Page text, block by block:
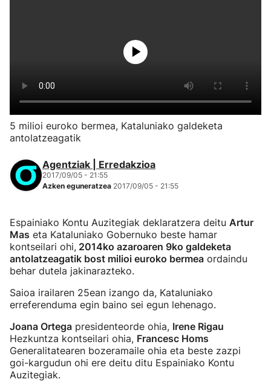
5 milioi euroko bermea, Kataluniako galdeketa
antolatzeagatik
Agentziak | Erredakzioa
2017/09/05 - 21:55
Azken eguneratzea 2017/09/05 - 21:55
Espainiako Kontu Auzitegiak deklaratzera deitu Artur
Mas eta Kataluniako Gobernuko beste hamar
kontseilari ohi, 2014ko azaroaren 9ko galdeketa
antolatzeagatik bost milioi euroko bermea ordaindu
behar dutela jakinarazteko.
Saioa irailaren 25ean izango da, Kataluniako
erreferenduma egin baino sei egun lehenago.
Joana Ortega presidenteorde ohia, Irene Rigau
Hezkuntza kontseilari ohia, Francesc Homs
Generalitatearen bozeramaile ohia eta beste zazpi
goi-kargudun ohi ere deitu ditu Espainiako Kontu
Auzitegiak.